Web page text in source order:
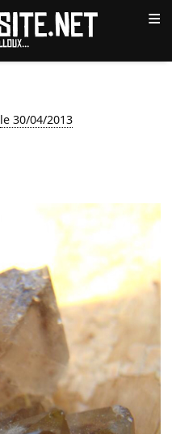
≡
le 30/04/2013